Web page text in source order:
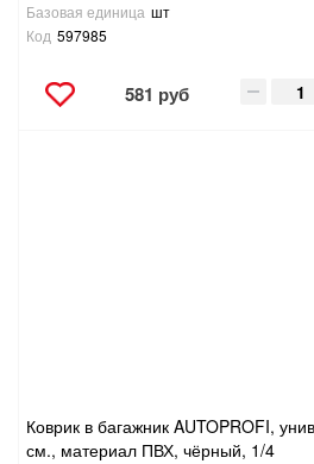
СТРОИТЕЛЬНЫЕ И
ТОВАРЫ ДЛЯ АВТО
Базовая единица шт
Код 597985
581 руб
Коврик в багажник AUTOPROFI,
см., материал ПВХ, чёрный, 1/4